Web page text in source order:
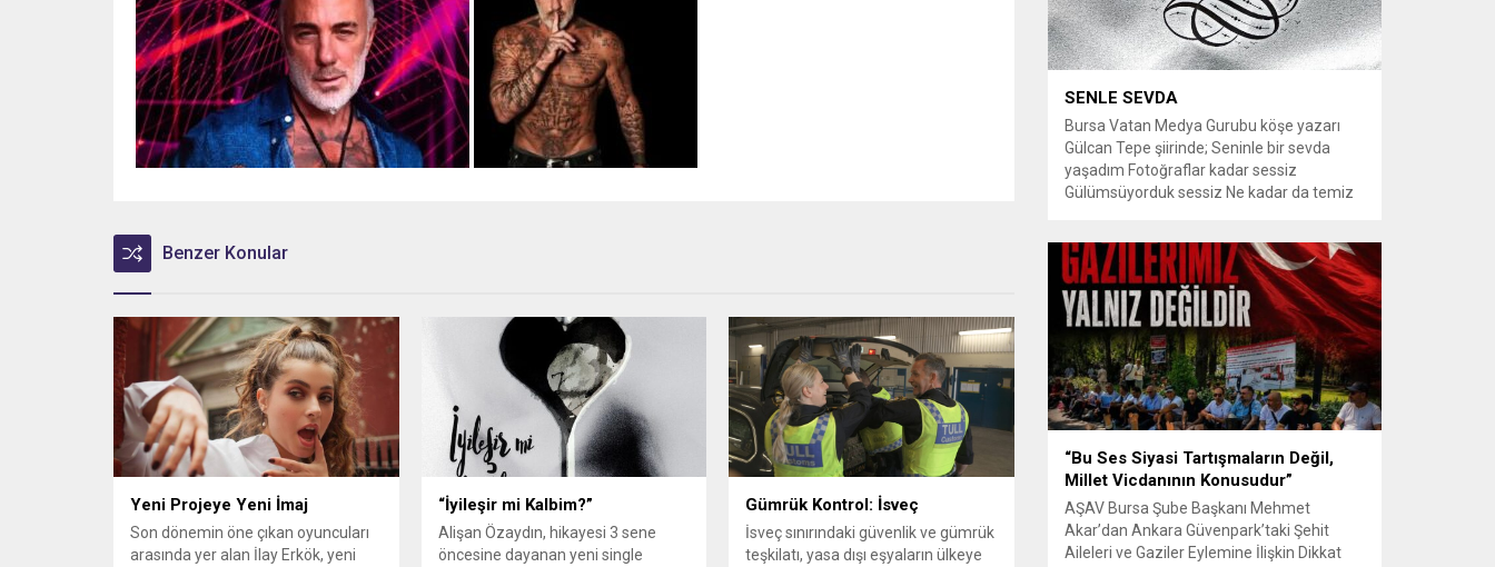
Benzer Konular
Yeni Projeye Yeni İmaj
Son dönemin öne çıkan oyuncuları
arasında yer alan İlay Erkök, yeni
“İyileşir mi Kalbim?”
Alişan Özaydın, hikayesi 3 sene
öncesine dayanan yeni single
Gümrük Kontrol: İsveç
İsveç sınırındaki güvenlik ve gümrük
teşkilatı, yasa dışı eşyaların ülkeye
yapılması çağrısında bulunuyor. Son
dönemde sosyal medya platformlarında
en çok konuşulan konular arasında...
SENLE SEVDA
Bursa Vatan Medya Gurubu köşe yazarı
Gülcan Tepe şiirinde; Seninle bir sevda
yaşadım Fotoğraflar kadar sessiz
Gülümsüyorduk sessiz Ne kadar da temiz
bakışın yetiyordu gözlerime Dünyayı
tutturmaya ben de Kalbim Sen Diye çırpınıp
duruyordu Zamana yarışıyordu inat Hayata
Senle...
“Bu Ses Siyasi Tartışmaların Değil,
Millet Vicdanının Konusudur”
AŞAV Bursa Şube Başkanı Mehmet
Akar’dan Ankara Güvenpark’taki Şehit
Aileleri ve Gaziler Eylemine İlişkin Dikkat